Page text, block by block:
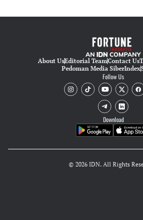
About UsEditorial TeamContact Us
Pedoman Media SiberIndex
Follow Us
Download
© 2026 IDN. All Rights